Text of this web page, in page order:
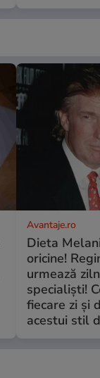
Avantaje.ro
Dieta
oricine!
urmează
specialiști!
fiecare zi și
acestui stil